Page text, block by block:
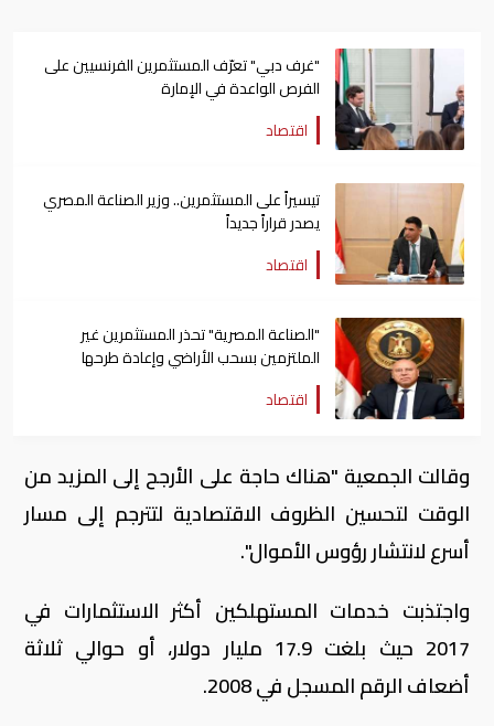
"غرف دبي" تعرّف المستثمرين الفرنسيين على
الفرص الواعدة في الإمارة
اقتصاد
تيسيراً على المستثمرين.. وزير الصناعة المصري
يصدر قراراً جديداً
اقتصاد
"الصناعة المصرية" تحذر المستثمرين غير
الملتزمين بسحب الأراضي وإعادة طرحها
اقتصاد
وقالت الجمعية "هناك حاجة على الأرجح إلى المزيد من
الوقت لتحسين الظروف الاقتصادية لتترجم إلى مسار
أسرع لانتشار رؤوس الأموال".
واجتذبت خدمات المستهلكين أكثر الاستثمارات في
2017 حيث بلغت 17.9 مليار دولار، أو حوالي ثلاثة
أضعاف الرقم المسجل في 2008.